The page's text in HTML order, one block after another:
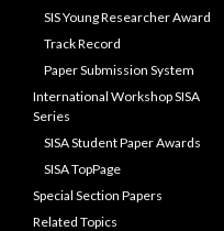
SIS Young Researcher Award
Track Record
Paper Submission System
International Workshop SISA
Series
SISA Student Paper Awards
SISA TopPage
Special Section Papers
Related Topics